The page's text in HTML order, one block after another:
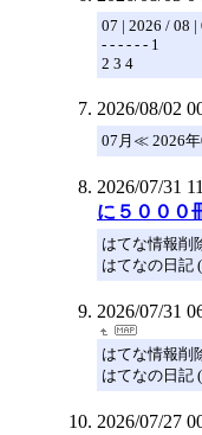
07 | 2026 / 08 |
- - - - - - 1
2 3 4
2026/08/02
07月≪ 2026
2026/07/31
に５０００
はてな情報削
はてなの日記
2026/07/31
はてな情報削
はてなの日記
2026/07/27